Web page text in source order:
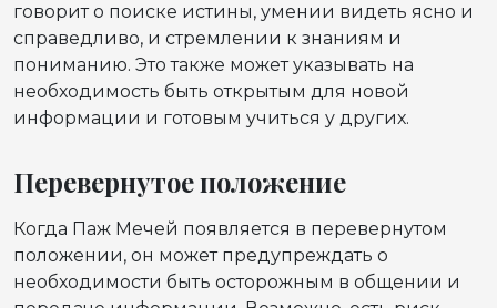
говорит о поиске истины, умении видеть ясно и
справедливо, и стремлении к знаниям и
пониманию. Это также может указывать на
необходимость быть открытым для новой
информации и готовым учиться у других.
Перевернутое положение
Когда Паж Мечей появляется в перевернутом
положении, он может предупреждать о
необходимости быть осторожным в общении и